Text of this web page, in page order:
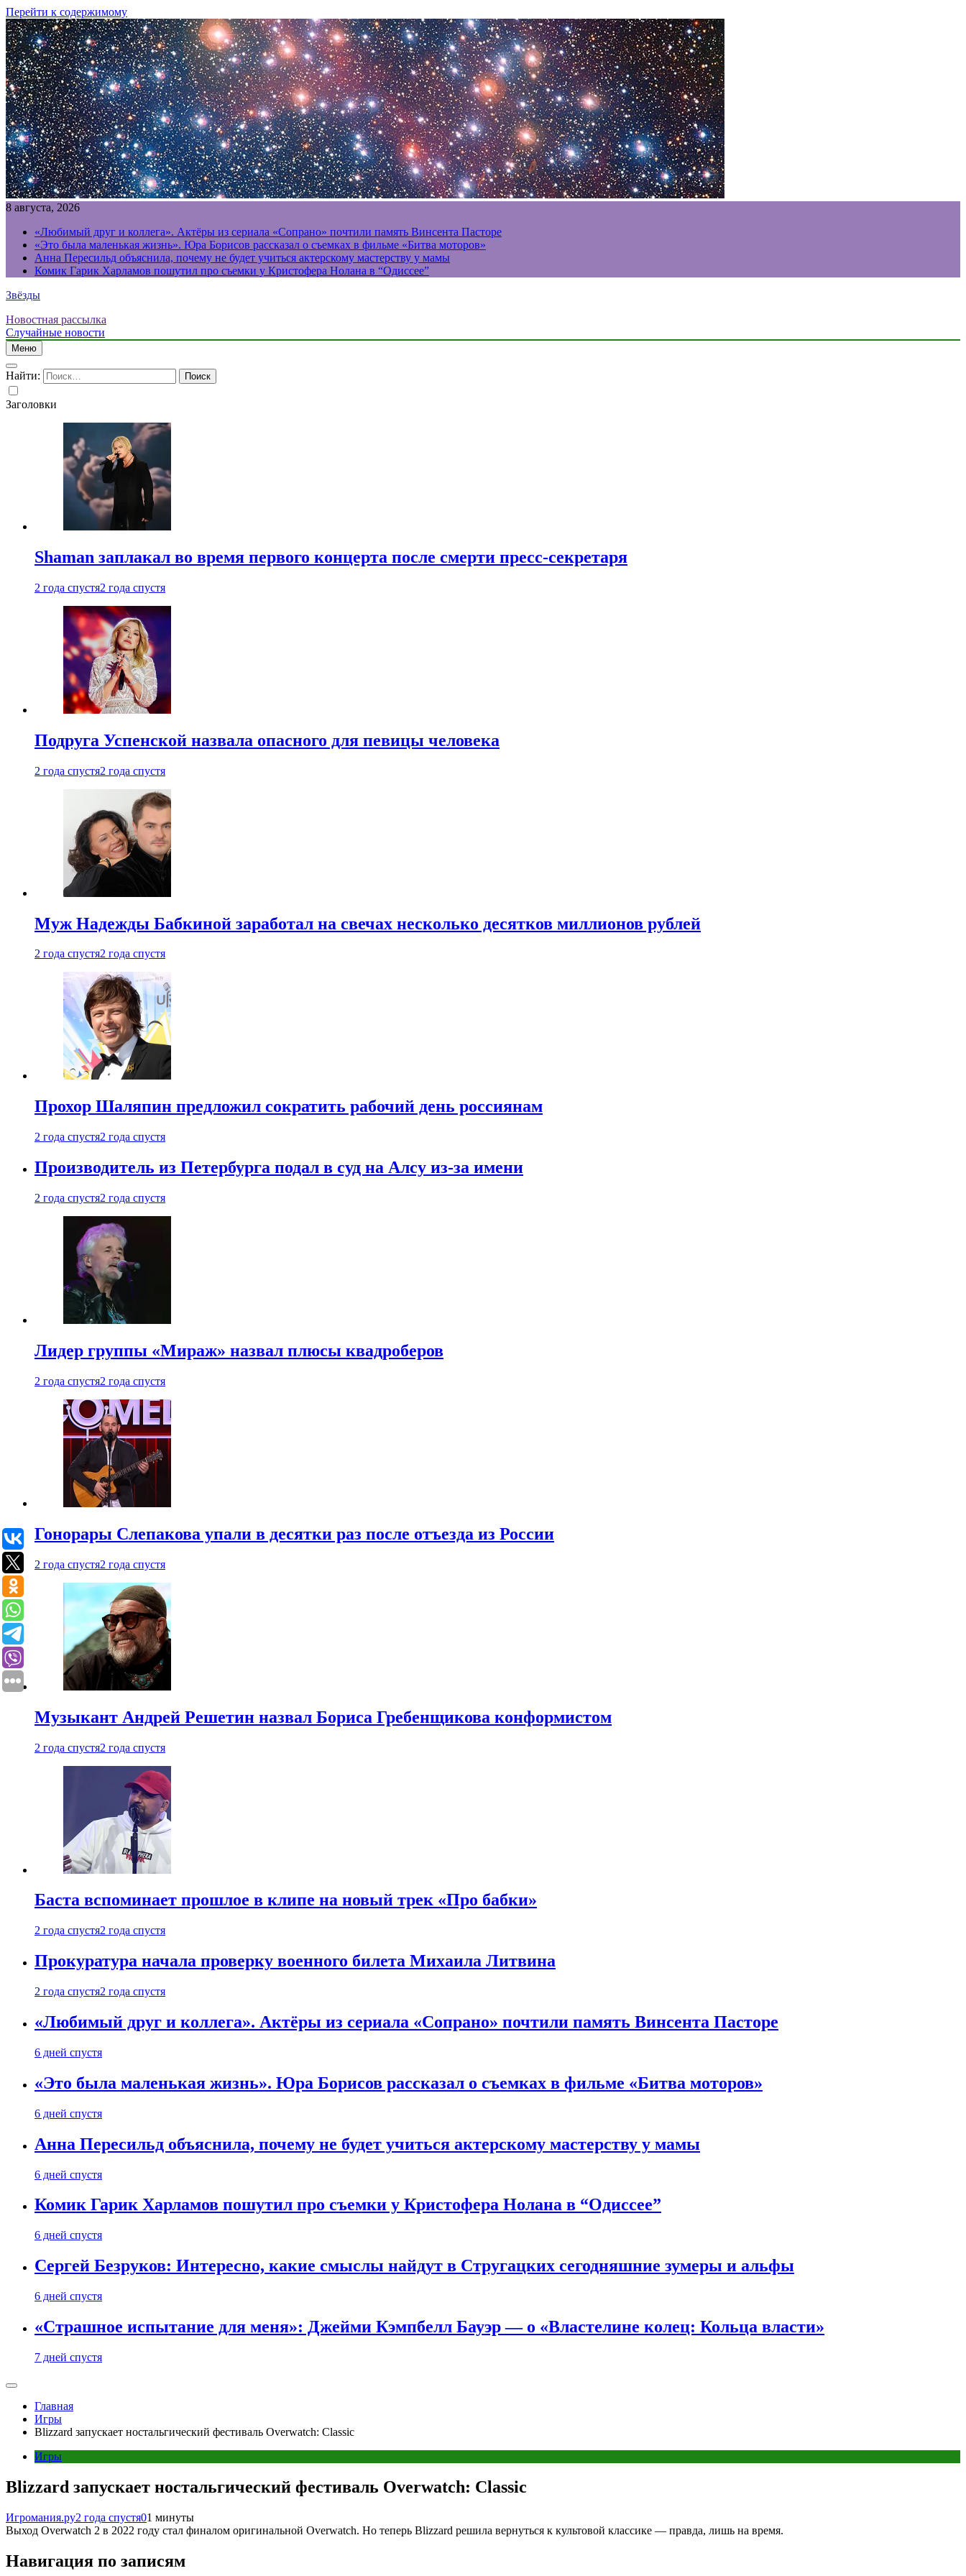
Перейти к содержимому
8 августа, 2026
«Любимый друг и коллега». Актёры из сериала «Сопрано» почтили память Винсента Пасторе
«Это была маленькая жизнь». Юра Борисов рассказал о съемках в фильме «Битва моторов»
Анна Пересильд объяснила, почему не будет учиться актерскому мастерству у мамы
Комик Гарик Харламов пошутил про съемки у Кристофера Нолана в “Одиссее”
Звёзды
Новостная рассылка
Случайные новости
Меню
Найти:
Заголовки
Shaman заплакал во время первого концерта после смерти пресс-секретаря
2 года спустя2 года спустя
Подруга Успенской назвала опасного для певицы человека
2 года спустя2 года спустя
Муж Надежды Бабкиной заработал на свечах несколько десятков миллионов рублей
2 года спустя2 года спустя
Прохор Шаляпин предложил сократить рабочий день россиянам
2 года спустя2 года спустя
Производитель из Петербурга подал в суд на Алсу из-за имени
2 года спустя2 года спустя
Лидер группы «Мираж» назвал плюсы квадроберов
2 года спустя2 года спустя
Гонорары Слепакова упали в десятки раз после отъезда из России
2 года спустя2 года спустя
Музыкант Андрей Решетин назвал Бориса Гребенщикова конформистом
2 года спустя2 года спустя
Баста вспоминает прошлое в клипе на новый трек «Про бабки»
2 года спустя2 года спустя
Прокуратура начала проверку военного билета Михаила Литвина
2 года спустя2 года спустя
«Любимый друг и коллега». Актёры из сериала «Сопрано» почтили память Винсента Пасторе
6 дней спустя
«Это была маленькая жизнь». Юра Борисов рассказал о съемках в фильме «Битва моторов»
6 дней спустя
Анна Пересильд объяснила, почему не будет учиться актерскому мастерству у мамы
6 дней спустя
Комик Гарик Харламов пошутил про съемки у Кристофера Нолана в “Одиссее”
6 дней спустя
Сергей Безруков: Интересно, какие смыслы найдут в Стругацких сегодняшние зумеры и альфы
6 дней спустя
«Страшное испытание для меня»: Джейми Кэмпбелл Бауэр — о «Властелине колец: Кольца власти»
7 дней спустя
Главная
Игры
Blizzard запускает ностальгический фестиваль Overwatch: Classic
Игры
Blizzard запускает ностальгический фестиваль Overwatch: Classic
Игромания.ру2 года спустя01 минуты
Выход Overwatch 2 в 2022 году стал финалом оригинальной Overwatch. Но теперь Blizzard решила вернуться к культовой классике — правда, лишь на время.
Навигация по записям